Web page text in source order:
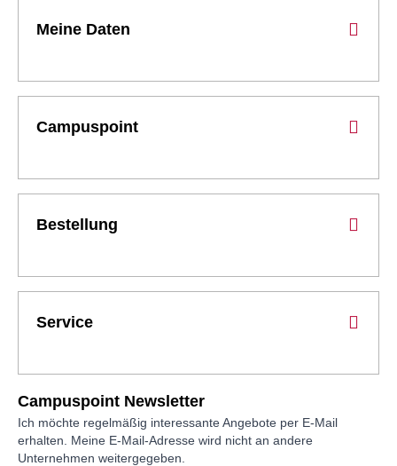
Meine Daten
Campuspoint
Bestellung
Service
Campuspoint Newsletter
Ich möchte regelmäßig interessante Angebote per E-Mail
erhalten. Meine E-Mail-Adresse wird nicht an andere
Unternehmen weitergegeben.